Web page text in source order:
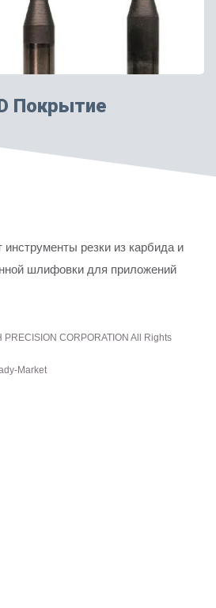
Покрытие
инструменты резки из карбида и
шлифовки для приложений
PRECISION CORPORATION All Rights
Market